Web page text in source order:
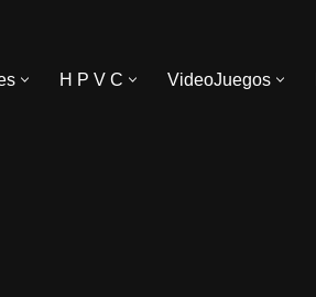
H P V C VideoJuegos